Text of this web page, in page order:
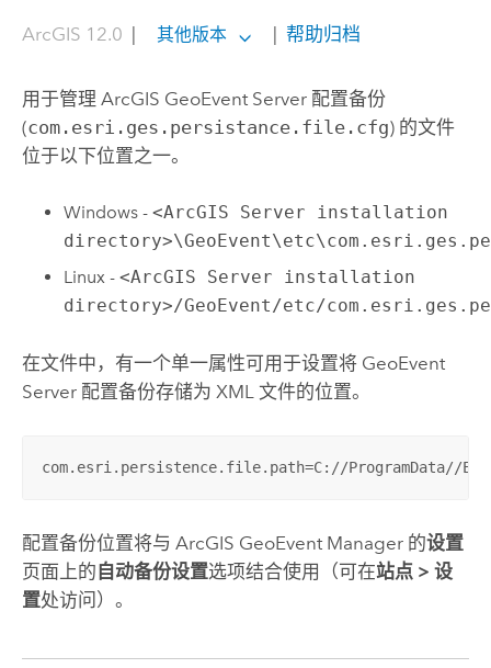
ArcGIS 12.0 其他版本 帮助归档
用于管理 ArcGIS GeoEvent Server配置备份
(com.esri.ges.persistance.file.cfg) 的文件
位于以下位置之一。
Windows -<ArcGIS Server installation
Linux -<ArcGIS Server installation
directory>/GeoEvent/etc/
在文件中，有一个单一属性可用于设置将 GeoEvent
Server配置备份存储为 XML 文件的位置。
com.esri.persistence.file.path=C://ProgramData//
配置备份位置将与 ArcGIS GeoEvent Manager的设置
页面上的 自动备份设置选项结合使用（可在站点 > 设
置处访问）。